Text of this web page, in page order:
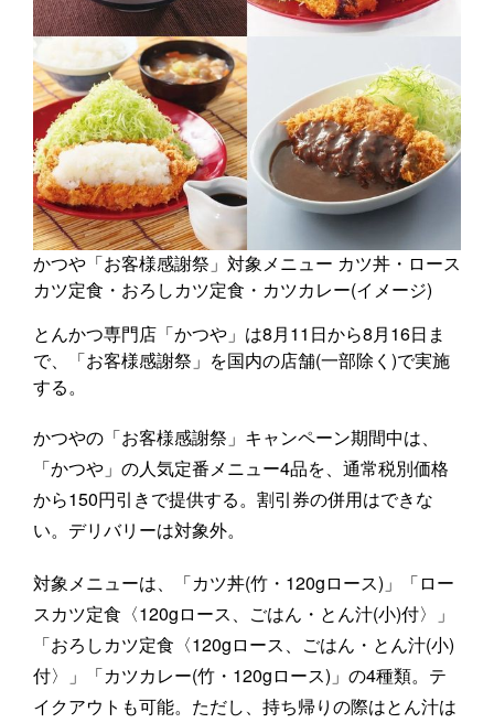
かつや「お客様感謝祭」対象メニュー カツ丼・ロース
カツ定食・おろしカツ定食・カツカレー(イメージ)
とんかつ専門店「かつや」は8月11日から8月16日ま
で、「お客様感謝祭」を国内の店舗(一部除く)で実施
する。
かつやの「お客様感謝祭」キャンペーン期間中は、
「かつや」の人気定番メニュー4品を、通常税別価格
から150円引きで提供する。割引券の併用はできな
い。デリバリーは対象外。
対象メニューは、「カツ丼(竹・120gロース)」「ロー
スカツ定食〈120gロース、ごはん・とん汁(小)付〉」
「おろしカツ定食〈120gロース、ごはん・とん汁(小)
付〉」「カツカレー(竹・120gロース)」の4種類。テ
イクアウトも可能。ただし、持ち帰りの際はとん汁は